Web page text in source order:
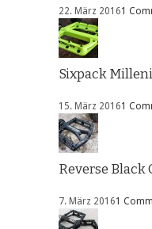
22. März 20161
Sixpack
15. März 20161
Reverse Black
7. März 20161